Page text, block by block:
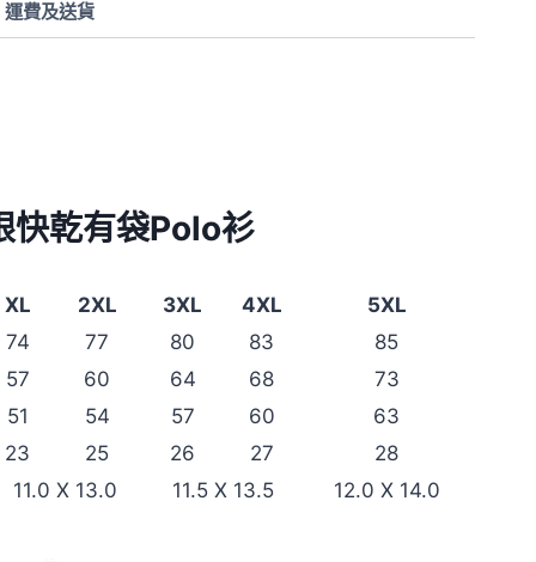
運費及送貨
乾有袋Polo衫
XL 2XL 3XL 4XL
5XL
74
77 80 83
85
57
60 64 68
73
51
54 57 60
63
23
25 26 27
28
11.0 X 13.0
11.5 X 13.5 12.0 X 14.0